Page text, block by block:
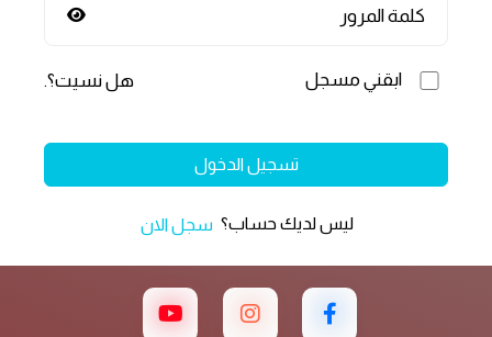
كلمة المرور
ابقني مسجل هل نسيت؟.
تسجيل الدخول
ليس لديك حساب؟ سجل الان